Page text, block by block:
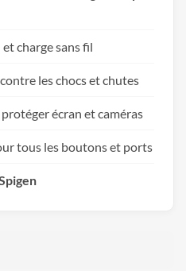
et charge sans fil
les chocs et chutes
écran et caméras
tous les boutons et ports